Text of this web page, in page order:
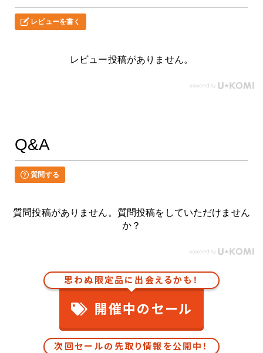
レビューを書く
レビュー投稿がありません。
Q&A
質問する
質問投稿がありません。質問投稿をしていただけません
か？
思わぬ限定品に出会えるかも！
開催中のセール
次回セールの先取り情報を公開中！